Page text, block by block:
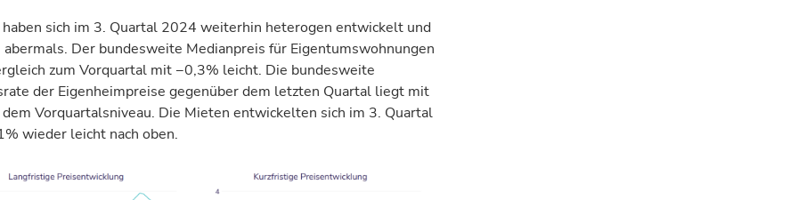
haben sich im 3. Quartal 2024 weiterhin heterogen entwickelt und
abermals. Der bundesweite Medianpreis für Eigentumswohnungen
zum Vorquartal mit −0,3% leicht. Die bundesweite
der Eigenheimpreise gegenüberdem letzten Quartal liegt mit
dem Vorquartalsniveau. Die Mieten entwickelten sich im 3. Quartal
% wieder leicht nach oben.